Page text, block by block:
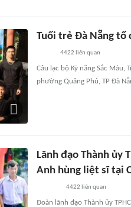
Tuổi trẻ Đà Nẵng tổ
4422 liên quan
Câu lạc bộ Kỹ năng Sắc
phường Quảng Phú, TP Đà
Lãnh đạo Thành ủy
Anh hùng liệt sĩ tại
4422 liên quan
Đoàn lãnh đạo Thành ủy